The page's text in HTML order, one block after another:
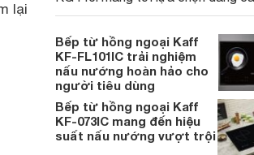
lại
cho nhu cầu nấu nướng tại gia
sản phẩm cũng đang được giảm
sâu tại nhiều cửa hàng, đại lý.
Bếp từ hồng ngoại Kaff
KF-FL101IC trải nghiệm
nấu nướng hoàn hảo cho
người tiêu dùng
Bếp từ hồng ngoại Kaff
KF-073IC mang đến hiệu
suất nấu nướng vượt trội